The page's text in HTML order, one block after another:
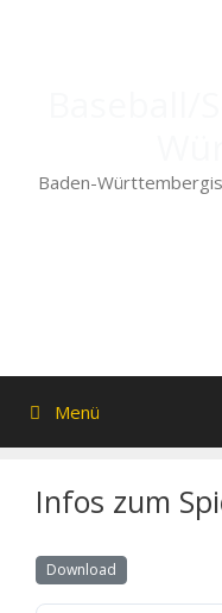
Baden-
Menü
Infos zum
Download